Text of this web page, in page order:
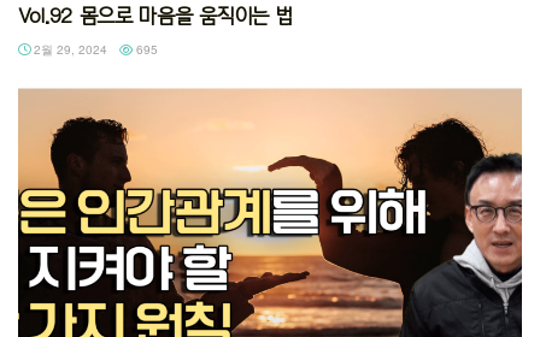
Vol.92 몸으로 마음을 움직이는 법
2월 29, 2024 695